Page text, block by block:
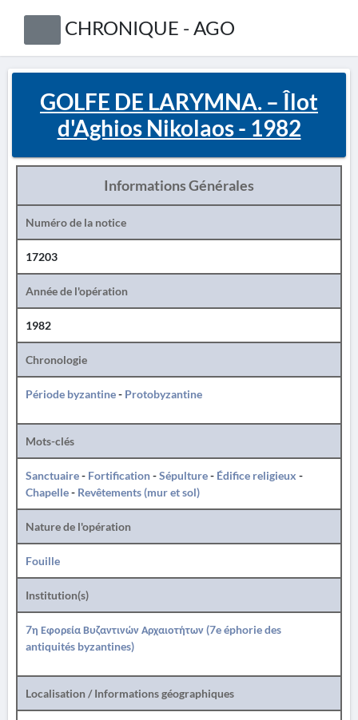
CHRONIQUE - AGO
GOLFE DE LARYMNA. – Îlot
d'Aghios Nikolaos - 1982
Informations Générales
Numéro de la notice
17203
Année de l'opération
1982
Chronologie
Période byzantine- Protobyzantine
Mots-clés
Sanctuaire- Fortification-Sépulture- Édifice religieux -
Chapelle- Revêtements (mur et sol)
Nature de l'opération
Fouille
Institution(s)
7η Εφορεία Βυζαντινών Αρχαιοτήτων (7e éphorie des
antiquités byzantines)
Localisation / Informations géographiques